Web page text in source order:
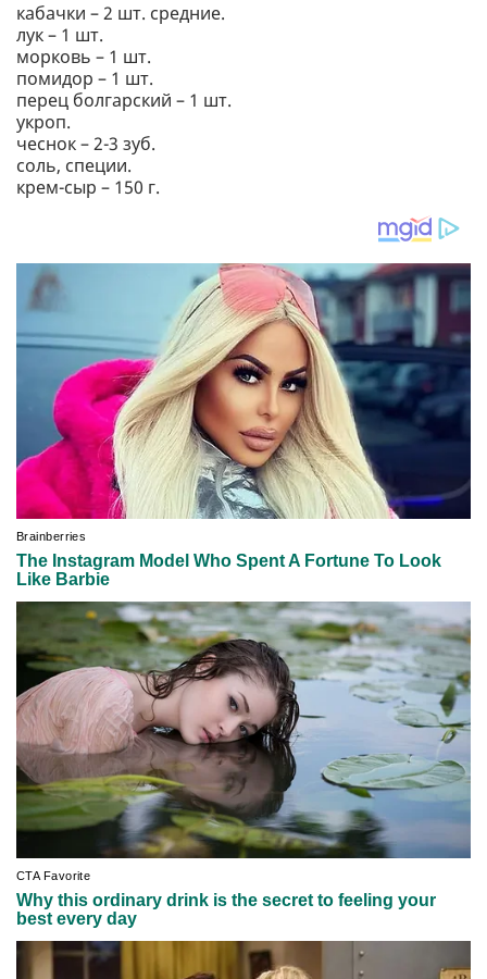
кабачки – 2 шт. средние.
лук – 1 шт.
морковь – 1 шт.
помидор – 1 шт.
перец болгарский – 1 шт.
укроп.
чеснок – 2-3 зуб.
соль, специи.
крем-сыр – 150 г.